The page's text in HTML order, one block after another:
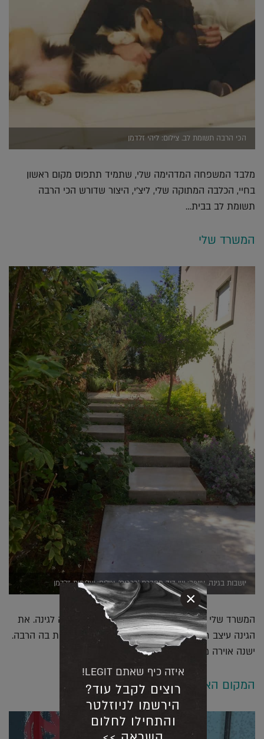
הכי הרבה תשומת לב. צילום: ליהי זלדמן
מלבד המשפחה המדהימה שלי, שתמיד תתפוס מקום ראשון
בחיי, הכלבה המתוקה שלי, ליצ'י, היצור שדורש הכי הרבה
תשומת לב בבית…
המשרד שלי
יושבות בגינה. עיצוב: שי דוד מחברת 'כרכום'. צילום: שלומית זלדמן
המשרד שלי ממוקם ביחידה נפרדת בבית, עם יציאה לגינה. את
הגינה עיצב חברי הטוב, שי דוד, ואני והעובדות יושבות בה הרבה.
ישנה אוירה מאוד ביתית[ וסביבת עבודה נעימה.
המקום האהוב עליי בעולם
איזה כיף שאתם LEGIT!
רוצים לקבל עוד?
הירשמו לניוזלטר
והתחילו לחלום
×